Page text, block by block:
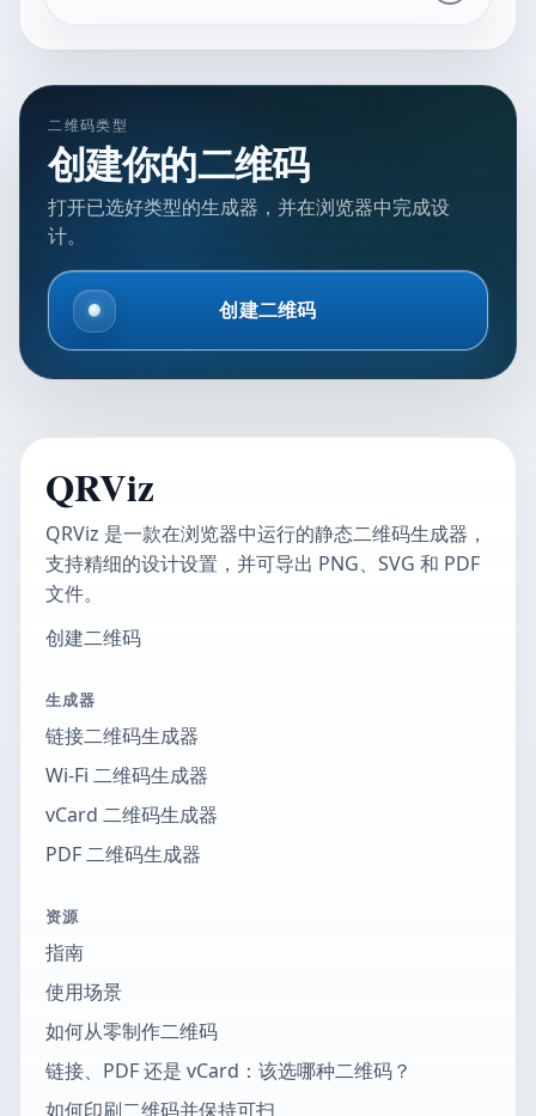
二维码类型
创建你的二维码
打开已选好类型的生成器，并在浏览器中完成设
计。
创建二维码
QRViz
QRViz 是一款在浏览器中运行的静态二维码生成器，
支持精细的设计设置，并可导出 PNG、SVG 和 PDF
文件。
创建二维码
生成器
链接二维码生成器
Wi-Fi 二维码生成器
vCard 二维码生成器
PDF 二维码生成器
资源
指南
使用场景
如何从零制作二维码
链接、PDF 还是 vCard：该选哪种二维码？
如何印刷二维码并保持可扫